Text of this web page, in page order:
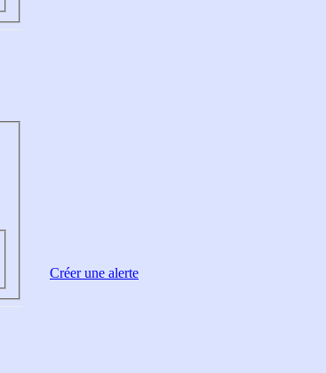
Créer une alerte